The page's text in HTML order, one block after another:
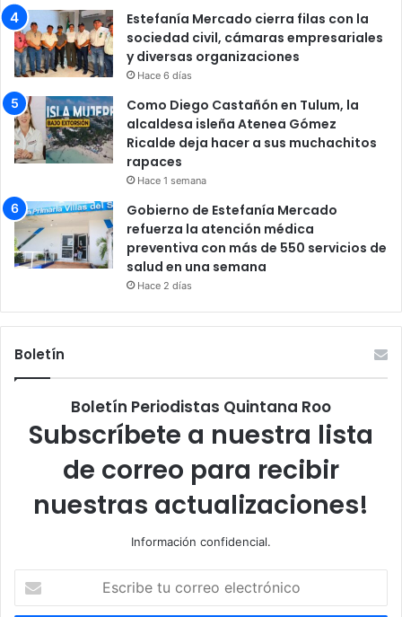
Estefanía Mercado cierra filas con la
sociedad civil, cámaras empresariales
y diversas organizaciones
Hace 6 días
Como Diego Castañón en Tulum, la
alcaldesa isleña Atenea Gómez
Ricalde deja hacer a sus muchachitos
rapaces
Hace 1 semana
Gobierno de Estefanía Mercado
refuerza la atención médica
preventiva con más de 550 servicios de
salud en una semana
Hace 2 días
Boletín
Boletín Periodistas Quintana Roo
Subscríbete a nuestra lista
de correo para recibir
nuestras actualizaciones!
Información confidencial.